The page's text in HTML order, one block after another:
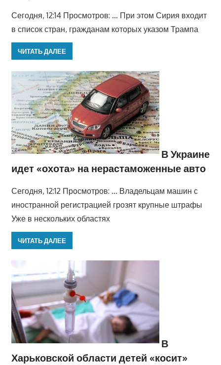
Сегодня, 12:14 Просмотров: … При этом Сирия входит
в список стран, гражданам которых указом Трампа
ЧИТАТЬ ДАЛЕЕ
В Украине
идет «охота» на нерастаможенные авто
Сегодня, 12:12 Просмотров: … Владельцам машин с
иностранной регистрацией грозят крупные штрафы
Уже в нескольких областях
ЧИТАТЬ ДАЛЕЕ
В
Харьковской области детей «косит»